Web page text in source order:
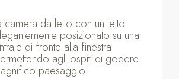
camera da letto con un letto
posizionato su una
di fronte alla finestra
agli ospiti di godere
paesaggio.